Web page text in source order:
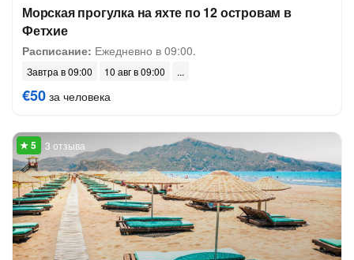
Морская прогулка на яхте по 12 островам в
Фетхие
Расписание: Ежедневно в 09:00.
Завтра в 09:00 10 авг в 09:00
€50 за человека
3 отзыва